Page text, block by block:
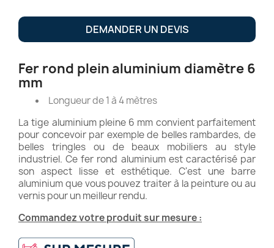
DEMANDER UN DEVIS
Fer rond plein aluminium diamètre 6
mm
Longueur de 1 à 4 mètres
La tige aluminium pleine 6 mm convient parfaitement
pour concevoir par exemple de belles rambardes, de
belles tringles ou de beaux mobiliers au style
industriel. Ce fer rond aluminium est caractérisé par
son aspect lisse et esthétique. C'est une barre
aluminium que vous pouvez traiter à la peinture ou au
vernis pour un meilleur rendu.
Commandez votre produit sur mesure :